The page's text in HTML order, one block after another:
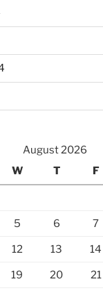
August 2026
W T F
5 6 7
12 13 14
19 20 21